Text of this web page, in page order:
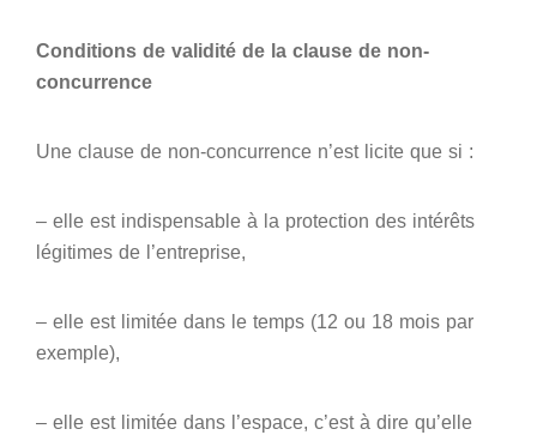
Conditions de validité de la clause de non-
concurrence
Une clause de non-concurrence n’est licite que si :
– elle est indispensable à la protection des intérêts
légitimes de l’entreprise,
– elle est limitée dans le temps (12 ou 18 mois par
exemple),
– elle est limitée dans l’espace, c’est à dire qu’elle